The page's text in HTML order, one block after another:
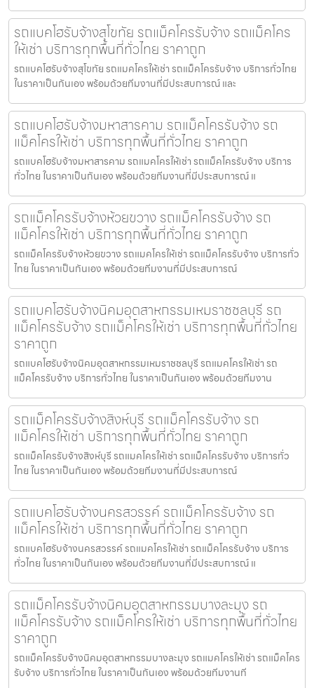
รถแบคโฮรับจ้างสุโขทัย รถแม็คโครรับจ้าง รถแม็คโคร
ให้เช่า บริการทุกพื้นที่ทั่วไทย ราคาถูก
รถแบคโฮรับจ้างสุโขทัย รถแมคโครให้เช่า รถแม็คโครรับจ้าง บริการทั่วไทย
ในราคาเป็นกันเอง พร้อมด้วยทีมงานที่มีประสบการณ์ และ
รถแบคโฮรับจ้างมหาสารคาม รถแม็คโครรับจ้าง รถ
แม็คโครให้เช่า บริการทุกพื้นที่ทั่วไทย ราคาถูก
รถแบคโฮรับจ้างมหาสารคาม รถแมคโครให้เช่า รถแม็คโครรับจ้าง บริการ
ทั่วไทย ในราคาเป็นกันเอง พร้อมด้วยทีมงานที่มีประสบการณ์ แ
รถแม็คโครรับจ้างห้วยขวาง รถแม็คโครรับจ้าง รถ
แม็คโครให้เช่า บริการทุกพื้นที่ทั่วไทย ราคาถูก
รถแม็คโครรับจ้างห้วยขวาง รถแมคโครให้เช่า รถแม็คโครรับจ้าง บริการทั่ว
ไทย ในราคาเป็นกันเอง พร้อมด้วยทีมงานที่มีประสบการณ์
รถแบคโฮรับจ้างนิคมอุตสาหกรรมเหมราชชลบุรี รถ
แม็คโครรับจ้าง รถแม็คโครให้เช่า บริการทุกพื้นที่ทั่วไทย
ราคาถูก
รถแบคโฮรับจ้างนิคมอุตสาหกรรมเหมราชชลบุรี รถแมคโครให้เช่า รถ
แม็คโครรับจ้าง บริการทั่วไทย ในราคาเป็นกันเอง พร้อมด้วยทีมงาน
รถแม็คโครรับจ้างสิงห์บุรี รถแม็คโครรับจ้าง รถ
แม็คโครให้เช่า บริการทุกพื้นที่ทั่วไทย ราคาถูก
รถแม็คโครรับจ้างสิงห์บุรี รถแมคโครให้เช่า รถแม็คโครรับจ้าง บริการทั่ว
ไทย ในราคาเป็นกันเอง พร้อมด้วยทีมงานที่มีประสบการณ์
รถแบคโฮรับจ้างนครสวรรค์ รถแม็คโครรับจ้าง รถ
แม็คโครให้เช่า บริการทุกพื้นที่ทั่วไทย ราคาถูก
รถแบคโฮรับจ้างนครสวรรค์ รถแมคโครให้เช่า รถแม็คโครรับจ้าง บริการ
ทั่วไทย ในราคาเป็นกันเอง พร้อมด้วยทีมงานที่มีประสบการณ์ แ
รถแม็คโครรับจ้างนิคมอุตสาหกรรมบางละมุง รถ
แม็คโครรับจ้าง รถแม็คโครให้เช่า บริการทุกพื้นที่ทั่วไทย
ราคาถูก
รถแม็คโครรับจ้างนิคมอุตสาหกรรมบางละมุง รถแมคโครให้เช่า รถแม็คโคร
รับจ้าง บริการทั่วไทย ในราคาเป็นกันเอง พร้อมด้วยทีมงานที